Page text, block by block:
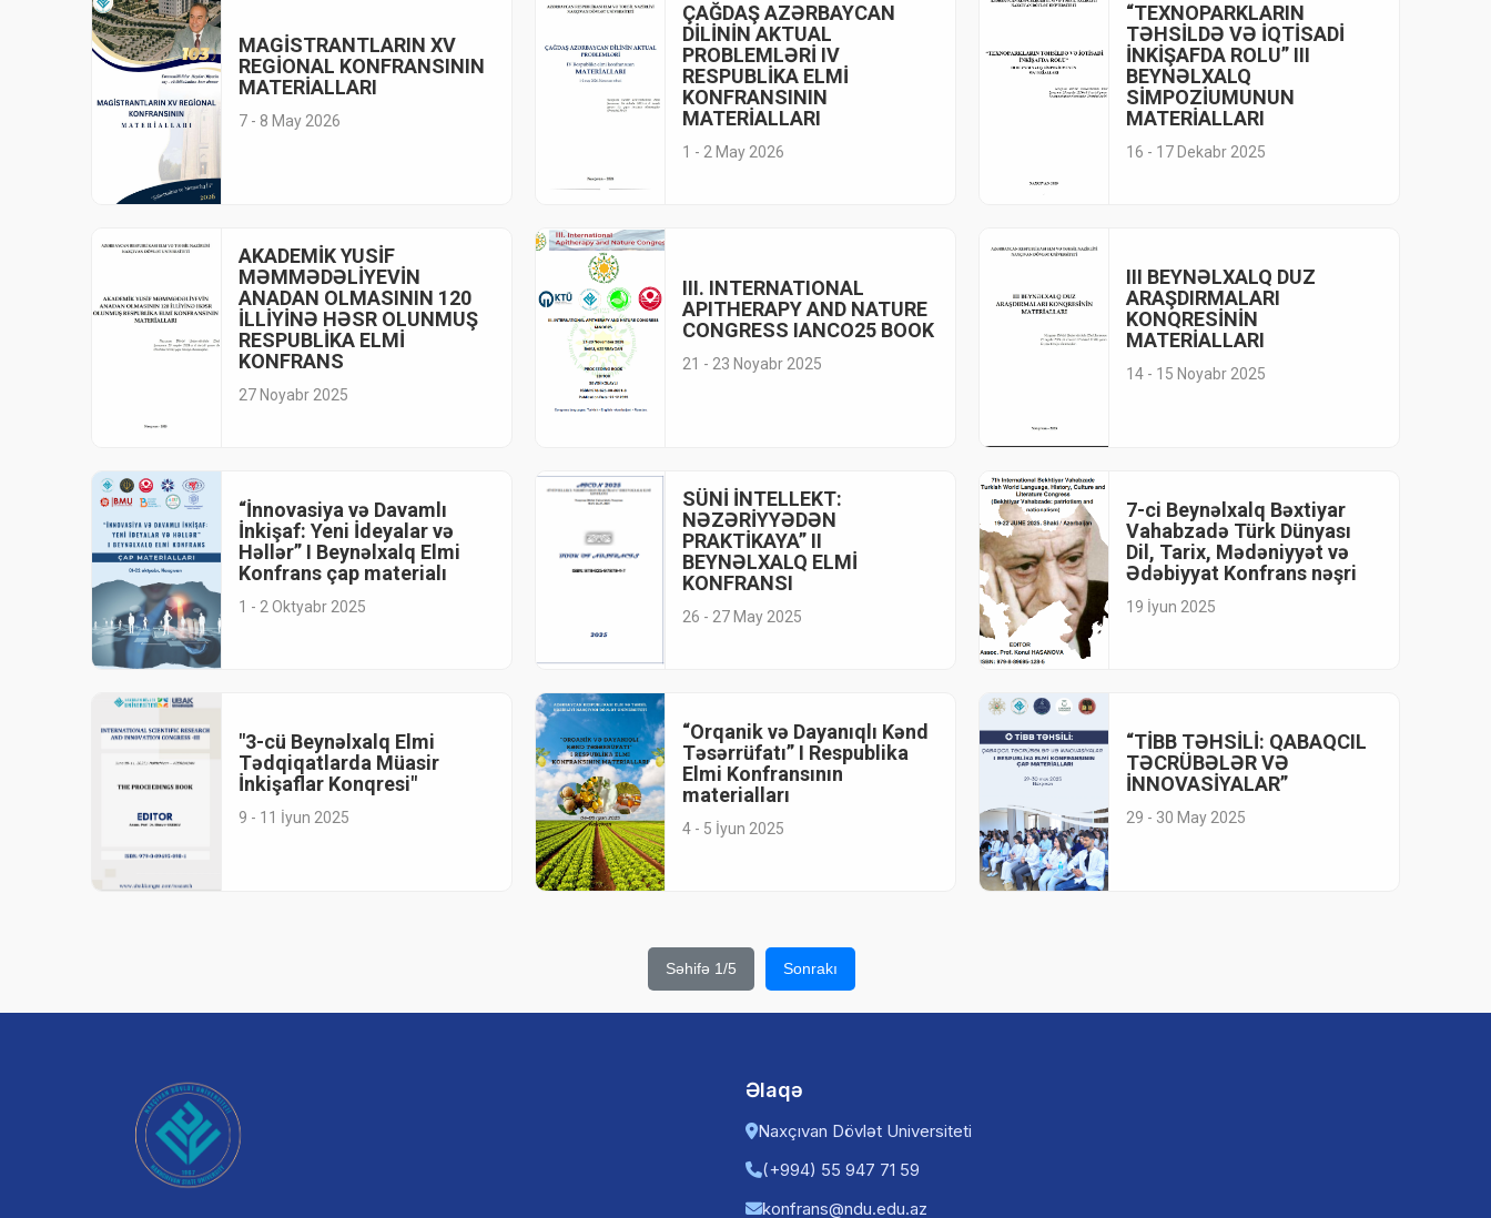
MAGİSTRANTLARIN XV
REGİONAL KONFRANSININ
MATERİALLARI
7 - 8 May 2026
ÇAĞDAŞ AZƏRBAYCAN
DİLİNİN AKTUAL
PROBLEMLƏRİ IV
RESPUBLİKA ELMİ
KONFRANSININ
MATERİALLARI
1 - 2 May 2026
“TEXNOPARKLARIN
TƏHSİLDƏ VƏ İQTİSADİ
İNKİŞAFDA ROLU” III
BEYNƏLXALQ
SİMPOZİUMUNUN
MATERİALLARI
16 - 17 Dekabr 2025
AKADEMİK YUSİF
MƏMMƏDƏLİYEVİN
ANADAN OLMASININ 120
İLLİYİNƏ HƏSR OLUNMUŞ
RESPUBLİKA ELMİ
KONFRANS
27 Noyabr 2025
III. INTERNATIONAL
APITHERAPY AND NATURE
CONGRESS IANCO25 BOOK
21 - 23 Noyabr 2025
III BEYNƏLXALQ DUZ
ARAŞDIRMALARI
KONQRESİNİN
MATERİALLARI
14 - 15 Noyabr 2025
“İnnovasiya və Davamlı
İnkişaf: Yeni İdeyalar və
Həllər” I Beynəlxalq Elmi
Konfrans çap materialı
1 - 2 Oktyabr 2025
SÜNİ İNTELLEKT:
NƏZƏRİYYƏDƏN
PRAKTİKAYA” II
BEYNƏLXALQ ELMİ
KONFRANSI
26 - 27 May 2025
7-ci Beynəlxalq Bəxtiyar
Vahabzadə Türk Dünyası
Dil, Tarix, Mədəniyyət və
Ədəbiyyat Konfrans nəşri
19 İyun 2025
"3-cü Beynəlxalq Elmi
Tədqiqatlarda Müasir
İnkişaflar Konqresi"
9 - 11 İyun 2025
“Orqanik və Dayanıqlı Kənd
Təsərrüfatı” I Respublika
Elmi Konfransının
materialları
4 - 5 İyun 2025
“TİBB TƏHSİLİ: QABAQCIL
TƏCRÜBƏLƏR VƏ
İNNOVASİYALAR”
29 - 30 May 2025
Səhifə 1/5 Sonrakı
Əlaqə
Naxçıvan Dövlət Universiteti
(+994) 55 947 71 59
konfrans@ndu.edu.az